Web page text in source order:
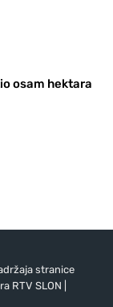
osam hektara
stranice
RTV SLON |